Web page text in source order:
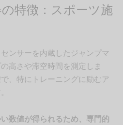
特徴：スポーツ施
ンサーを内蔵したジャンプマ
高さや滞空時間を測定しま
、特にトレーニングに励むア
数値が得られるため、専門的